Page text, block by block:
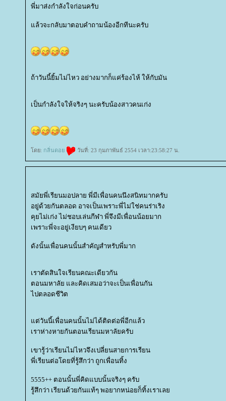
พี่มาส่งกำลังใจก่อนครับ
ล้วจะกลับมาตอบคำถามน้องอีกทีนะครับ
ถ้าวันนี้ยิ้มไม่ไหว อย่างมากก็แค่ร้องไห้ ให้กับมัน
เป็นกำลังใจให้จริงๆ นะครับน้องสาวคนเก่ง
ดย: กลิ่นดอ วันที่: 23 กุมภาพันธ์ 2554 เวลา:23:58:27 น.
สมัยพี่เรียนมอปลาย พี่มีเพื่อนคนนึงสนิทมากครับ
อยู่ด้วยกันตลอด อาจเป็นเพราะพี่ไม่ใช่คนร่าเริง
คุยไม่เก่ง ไม่ชอบเล่นกีฬา พี่จึงมีเพื่อนน้อยมาก
เพราะพี่จะอยู่เงียบๆ คนเดียว
ดังนั้นเพื่อนคนนั้นสำคัญสำหรับพี่มาก
เราตัดสินใจเรียนคณะเดียวกัน
ตอนมหาลัย และคิดเสมอว่าจะเป็นเพื่อนกัน
ไปตลอดชีวิต
ต่วันนี้เพื่อนคนนั้นไม่ได้ติดต่อพี่อีกแล้ว
เราห่างหายกันตอนเรียนมหาลัยครับ
เขารู้ว่าเรียนไม่ไหวจึงเปลี่ยนสายการเรียน
พี่เรียนต่อโดยที่รู้สึกว่า ถูกเพื่อนทิ้ง
5555++ ตอนนั้นพี่คิดแบบนั้นจริงๆ ครับ
รู้สึกว่า เรียนด้วยกันแท้ๆ พอยากหน่อยก็ทิ้งเราเล